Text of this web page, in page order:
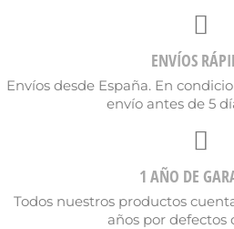
ENVÍOS
Envíos desde España. En
envío antes de 5
1 AÑO DE
Todos nuestros productos
años por defectos